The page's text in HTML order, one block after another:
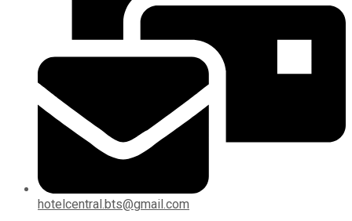
hotelcentral.bts@gmail.com